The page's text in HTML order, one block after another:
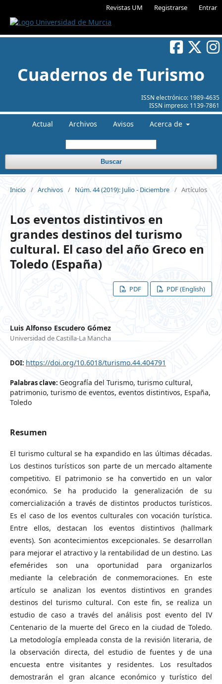
Revistas UM Registrarse Entrar
ISSN electrónico: 1989-4635
ISSN impreso: 1139-7861
Cuadernos de Turismo
Actual Archivos Avisos Acerca de
Buscar
Inicio / Archivos / Núm. 44 (2019): Julio - Diciembre / Artículos
Los eventos distintivos en
grandes destinos del turismo
cultural. El caso del año Greco en
Toledo (España)
PDF PDF (English)
Luis Alfonso Escudero Gómez
Universidad de Castilla-La Mancha
DOI: https://doi.org/10.6018/turismo.44.404791
Palabras clave: Geografía del Turismo, turismo cultural,
patrimonio, turismo de eventos, eventos distintivos, España,
Toledo
Resumen
El turismo cultural se ha expandido en las últimas décadas.
Los destinos turísticos son parte de un mercado altamente
competitivo. El patrimonio se ha convertido en un valor
económico. Se ha producido la generalización de su
comercialización a través de distintos productos turísticos.
Es el caso de los eventos culturales con vocación turística.
Entre ellos, destacan los eventos distintivos (hallmark
events). Son acontecimientos excepcionales. Se desarrollan
para mejorar el atractivo y la rentabilidad de un destino. Las
efemérides son una oportunidad para organizarlos
mediante la celebración de conmemoraciones. En este
artículo se analizan los eventos distintivos en grandes
destinos del turismo cultural. Con este fin, se realiza un
estudio de caso a través del análisis post evento del IV
Centenario de la muerte del Greco en la ciudad de Toledo.
La metodología empleada consta de la revisión literaria, de
la observación directa, del estudio de fuentes y de una
encuesta entre visitantes y residentes. Los resultados
demostrarán el gran alcance económico y turístico del